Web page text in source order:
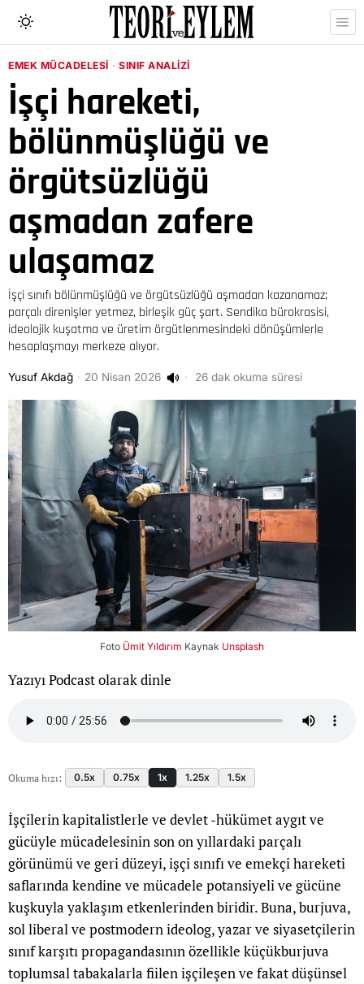
EMEK MÜCADELESI · SINIF ANALIZI
İşçi hareketi,
bölünmüşlüğü ve
örgütsüzlüğü
aşmadan zafere
ulaşamaz
İşçi sınıfı bölünmüşlüğü ve örgütsüzlüğü aşmadan kazanamaz;
parçalı direnişler yetmez, birleşik güç şart. Sendika bürokrasisi,
ideolojik kuşatma ve üretim örgütlenmesindeki dönüşümlerle
hesaplaşmayı merkeze alıyor.
Yusuf Akdağ 20 Nisan 2026 26 dak okuma süresi
Foto Ümit Yıldırım Kaynak Unsplash
Yazıyı Podcast olarak dinle
Okuma hızı: 0.5x 0.75x 1x 1.25x 1.5x
İşçilerin kapitalistlerle ve devlet -hükümet aygıt ve
gücüyle mücadelesinin son on yıllardaki parçalı
görünümü ve geri düzeyi, işçi sınıfı ve emekçi hareketi
saflarında kendine ve mücadele potansiyeli ve gücüne
kuşkuyla yaklaşım etkenlerinden biridir. Buna, burjuva,
sol liberal ve postmodern ideolog, yazar ve siyasetçilerin
sınıf karşıtı propagandasının özellikle küçükburjuva
toplumsal tabakalarla fiilen işçileşen ve fakat düşünsel